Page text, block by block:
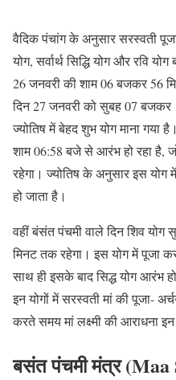
वैदिक पंचांग के अनुसार सरस्वती
योग, सर्वार्थ सिद्धि योग और रवि
26 जनवरी की शाम 06 बजकर 56
दिन 27 जनवरी को सुबह 07 बजकर
ज्योतिष में बेहद शुभ योग माना गया
शाम 06:58 बजे से आरंभ हो रहा है,
रहेगा। ज्योतिष के अनुसार इस योग
हो जाता है।
वहीं बंसंत पंचमी वाले दिन शिव योग
मिनट तक रहेगा। इस योग में पूजा
साथ ही इसके बाद सिद्ध योग आरंभ
इन योगों में सरस्वती मां की पूजा-
करते समय मां लक्ष्मी की आराधना
बसंत पंचमी मंत्र